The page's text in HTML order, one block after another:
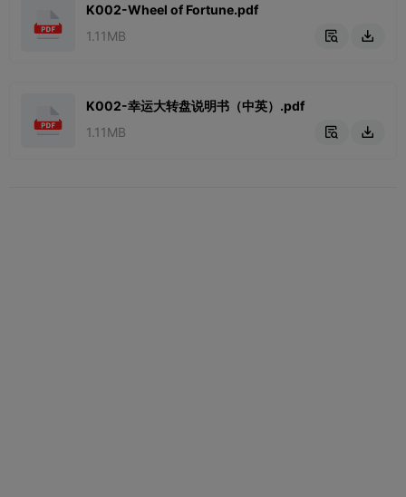
K002-Wheel of Fortune.pdf
1.11MB
 
K002-幸运大转盘说明书（中英）.pdf
1.11MB
 